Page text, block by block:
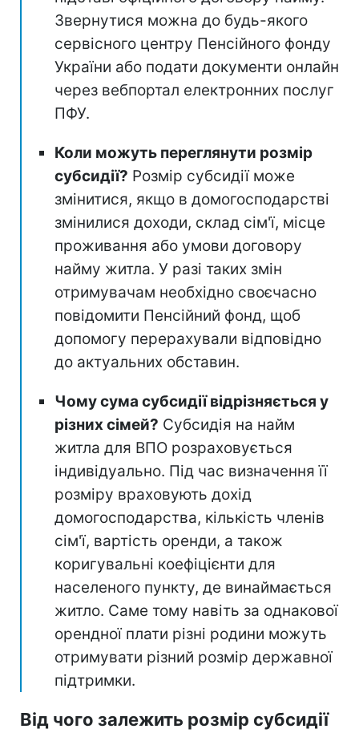
Звернутися можна до будь-якого
сервісного центру Пенсійного фонду
України або подати документи онлайн
через вебпортал електронних послуг
ПФУ.
Коли можуть переглянути розмір
субсидії? Розмір субсидії може
змінитися, якщо в домогосподарстві
змінилися доходи, склад сім'ї, місце
проживання або умови договору
найму житла. У разі таких змін
отримувачам необхідно своєчасно
повідомити Пенсійний фонд, щоб
допомогу перерахували відповідно
до актуальних обставин.
Чому сума субсидії відрізняється у
різних сімей? Субсидія на найм
житла для ВПО розраховується
індивідуально. Під час визначення її
розміру враховують дохід
домогосподарства, кількість членів
сім'ї, вартість оренди, а також
коригувальні коефіцієнти для
населеного пункту, де винаймається
житло. Саме тому навіть за однакової
орендної плати різні родини можуть
отримувати різний розмір державної
підтримки.
Від чого залежить розмір субсидії